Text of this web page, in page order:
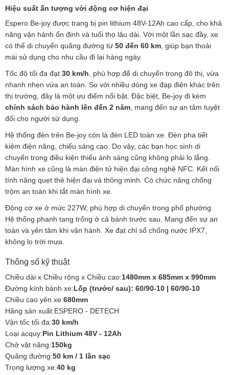
Hiệu suất ấn tượng với động cơ hiện đại
Espero Be-joy được trang bị pin lithium 48V-12Ah cao cấp, cho khả
năng vận hành ổn định và tuổi thọ lâu dài. Với một lần sạc đầy, xe
có thể di chuyển quãng đường từ 50 đến 60 km , giúp bạn thoải
mái sử dụng cho nhu cầu đi lại hàng ngày.
Tốc độ tối đa đạt 30 km/h , phù hợp để di chuyển trong đô thị, vừa
nhanh nhẹn vừa an toàn. So với nhiều dòng xe đạp điện khác trên
thị trường, đây là một ưu điểm nổi bật. Đặc biệt, Be-joy đi kèm
chính sách bảo hành lên đến 2 năm , mang đến sự an tâm tuyệt
đối cho người sử dụng.
Hệ thống đèn trên Be-joy còn là đèn LED toàn xe. Đèn pha tiết
kiệm điện năng, chiếu sáng cao. Do vậy, các bạn học sinh di
chuyển trong điều kiện thiếu ánh sáng cũng không phải lo lắng.
Màn hình xe cũng là màn điện tử hiện đại công nghệ NFC. Kết nối
tính năng quẹt thẻ hiện đại và thông minh. Có chức năng chống
trộm an toàn khi tắt màn hình xe.
Động cơ xe ở mức 227W, phù hợp di chuyển trong phố phường.
Hệ thống phanh tang trống ở cả bánh trước sau. Mang đến sự an
toàn và yên tâm khi vận hành. Xe đạt chỉ số chống nước IPX7,
không lo trời mưa.
Thông số kỹ thuật
Chiều dài x Chiều rộng x Chiều cao:1480mm x 685mm x 990mm
Đường kính bánh xe:Lốp (trước/ sau): 60/90-10 | 60/90-10
Chiều cao yên xe:680mm
Hãng sản xuất:ESPERO - DETECH
Vận tốc tối đa:30 km/h
Loại acquy:Pin Lithium 48V - 12Ah
Chở vật nặng:150kg
Quãng đường:50 km / 1 lần sạc
Trọng lượng xe:40 kg